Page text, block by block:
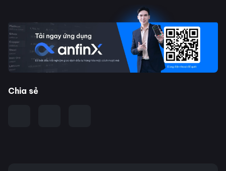
Chia sẻ